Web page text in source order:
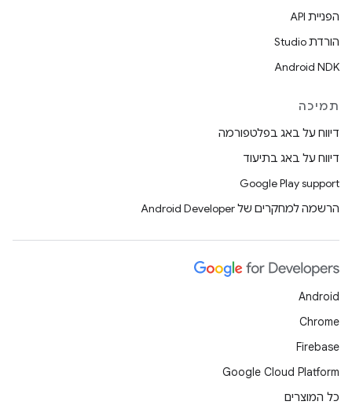
הפניית API
הורדת Studio
Android NDK
תמיכה
דיווח על באג בפלטפורמה
דיווח על באג בתיעוד
Google Play support
הרשמה למחקרים של Android Developer
Android
Chrome
Firebase
Google Cloud Platform
כל המוצרים